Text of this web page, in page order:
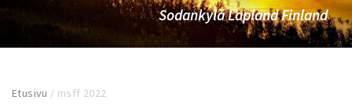
Sodankylä Lapland Finland
Etusivu / msff 2022